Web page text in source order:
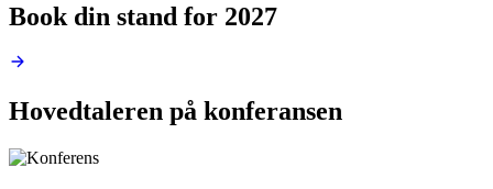
Book din stand for 2027
Hovedtaleren på konferansen